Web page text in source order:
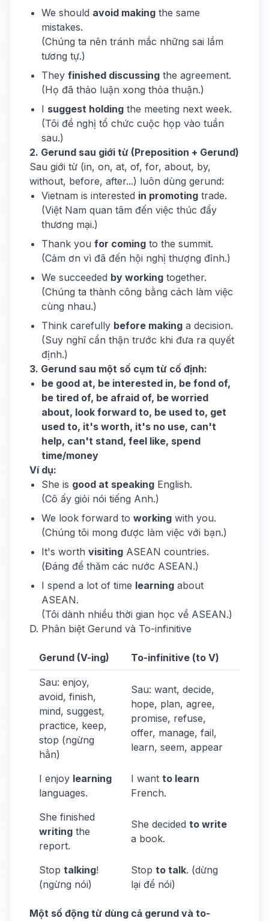
We should avoid making the same
mistakes.
(Chúng ta nên tránh mắc những sai lầm
tương tự.)
They finished discussing the agreement.
(Họ đã thảo luận xong thỏa thuận.)
I suggest holding the meeting next week.
(Tôi đề nghị tổ chức cuộc họp vào tuần
sau.)
2. Gerund sau giới từ (Preposition + Gerund)
Sau giới từ (in, on, at, of, for, about, by,
without, before, after...) luôn dùng gerund:
Vietnam is interested in promoting trade.
(Việt Nam quan tâm đến việc thúc đẩy
thương mại.)
Thank you for coming to the summit.
(Cảm ơn vì đã đến hội nghị thượng đỉnh.)
We succeeded by working together.
(Chúng ta thành công bằng cách làm việc
cùng nhau.)
Think carefully before making a decision.
(Suy nghĩ cẩn thận trước khi đưa ra quyết
định.)
3. Gerund sau một số cụm từ cố định:
be good at, be interested in, be fond of,
be tired of, be afraid of, be worried
about, look forward to, be used to, get
used to, it's worth, it's no use, can't
help, can't stand, feel like, spend
time/money
Ví dụ:
She is good at speaking English.
(Cô ấy giỏi nói tiếng Anh.)
We look forward to working with you.
(Chúng tôi mong được làm việc với bạn.)
It's worth visiting ASEAN countries.
(Đáng để thăm các nước ASEAN.)
I spend a lot of time learning about
ASEAN.
(Tôi dành nhiều thời gian học về ASEAN.)
D. Phân biệt Gerund và To-infinitive
Gerund (V-ing) To-infinitive (to V)
Sau: enjoy,
avoid, finish,
mind, suggest,
practice, keep,
stop (ngừng
hẳn)
Sau: want, decide,
hope, plan, agree,
promise, refuse,
offer, manage, fail,
learn, seem, appear
I enjoy learning
languages.
I want to learn
French.
She finished
writing the
report.
She decided to write
a book.
Stop talking!
(ngừng nói)
Stop to talk. (dừng
lại để nói)
Một số động từ dùng cả gerund và to-